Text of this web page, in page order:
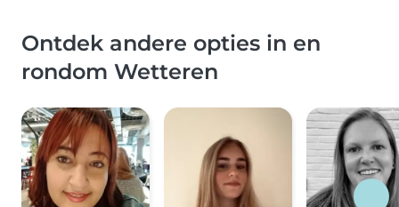
Ontdek andere opties in en
rondom Wetteren